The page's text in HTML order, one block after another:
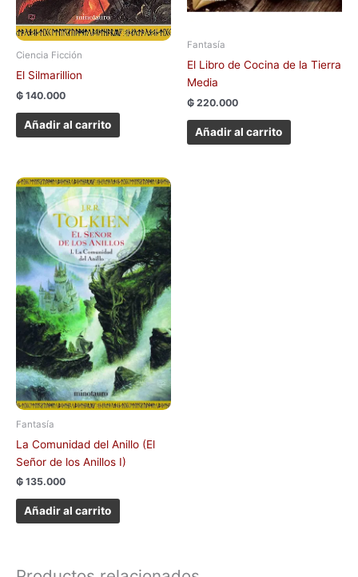
Ciencia Ficción
El Silmarillion
₲ 140.000
Añadir al carrito
Fantasía
El Libro de Cocina de la Tierra
Media
₲ 220.000
Añadir al carrito
Fantasía
La Comunidad del Anillo (El
Señor de los Anillos I)
₲ 135.000
Añadir al carrito